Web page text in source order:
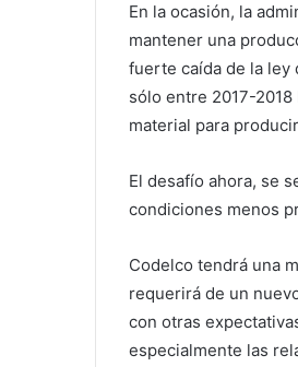
En la ocasión, la
mantener una
fuerte caída de la ley
sólo entre 2017-
material para
El desafío ahora, se
condiciones menos
Codelco tendrá una
requerirá de un
con otras
especialmente las